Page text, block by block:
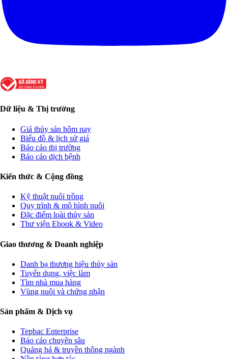
Dữ liệu & Thị trường
Giá thủy sản hôm nay
Biểu đồ & lịch sử giá
Báo cáo thị trường
Báo cáo dịch bệnh
Kiến thức & Cộng đồng
Kỹ thuật nuôi trồng
Quy trình & mô hình nuôi
Đặc điểm loài thủy sản
Thư viện Ebook & Video
Giao thương & Doanh nghiệp
Danh bạ thương hiệu thủy sản
Tuyển dụng, việc làm
Tìm nhà mua hàng
Vùng nuôi và chứng nhận
Sản phẩm & Dịch vụ
Tepbac Enterprise
Báo cáo chuyên sâu
Quảng bá & truyền thông ngành